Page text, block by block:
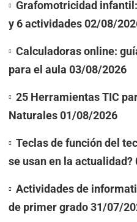
Grafomotricidad
y 6 actividades 02/08/
Calculadoras online:
para el aula 03/08/2026
25 Herramientas TIC
Naturales 01/08/2026
Teclas de función del
se usan en la actualidad?
Actividades de
de primer grado 31/07/